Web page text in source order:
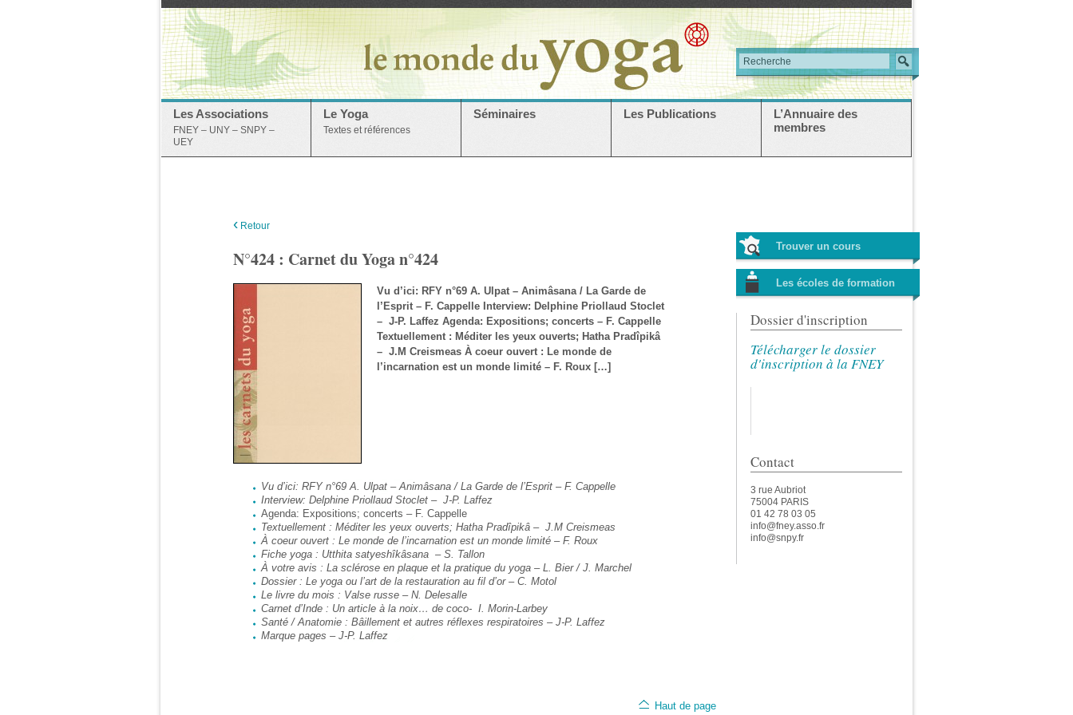
Les Associations
FNEY – UNY – SNPY –
UEY
Le Yoga
Textes et références
Séminaires Les Publications
L’Annuaire des
membres
‹ Retour
N°424 : Carnet du Yoga n°424
Vu d’ici: RFY n°69 A. Ulpat – Animâsana / La Garde de
l’Esprit – F. Cappelle Interview: Delphine Priollaud Stoclet
– J-P. Laffez Agenda: Expositions; concerts – F. Cappelle
Textuellement : Méditer les yeux ouverts; Hatha Pradîpikâ
– J.M Creismeas À coeur ouvert : Le monde de
l’incarnation est un monde limité – F. Roux […]
Vu d’ici: RFY n°69 A. Ulpat – Animâsana / La Garde de l’Esprit – F. Cappelle
Interview: Delphine Priollaud Stoclet – J-P. Laffez
Agenda: Expositions; concerts – F. Cappelle
Textuellement : Méditer les yeux ouverts; Hatha Pradîpikâ – J.M Creismeas
À coeur ouvert : Le monde de l’incarnation est un monde limité – F. Roux
Fiche yoga : Utthita satyeshîkâsana – S. Tallon
À votre avis : La sclérose en plaque et la pratique du yoga – L. Bier / J. Marchel
Dossier : Le yoga ou l’art de la restauration au fil d’or – C. Motol
Le livre du mois : Valse russe – N. Delesalle
Carnet d’Inde : Un article à la noix… de coco- I. Morin-Larbey
Santé / Anatomie : Bâillement et autres réflexes respiratoires – J-P. Laffez
Marque pages – J-P. Laffez
Trouver un cours
Les écoles de formation
Dossier d'inscription
Télécharger le dossier
d'inscription à la FNEY
Contact
3 rue Aubriot
75004 PARIS
01 42 78 03 05
info@fney.asso.fr
info@snpy.fr
Haut de page